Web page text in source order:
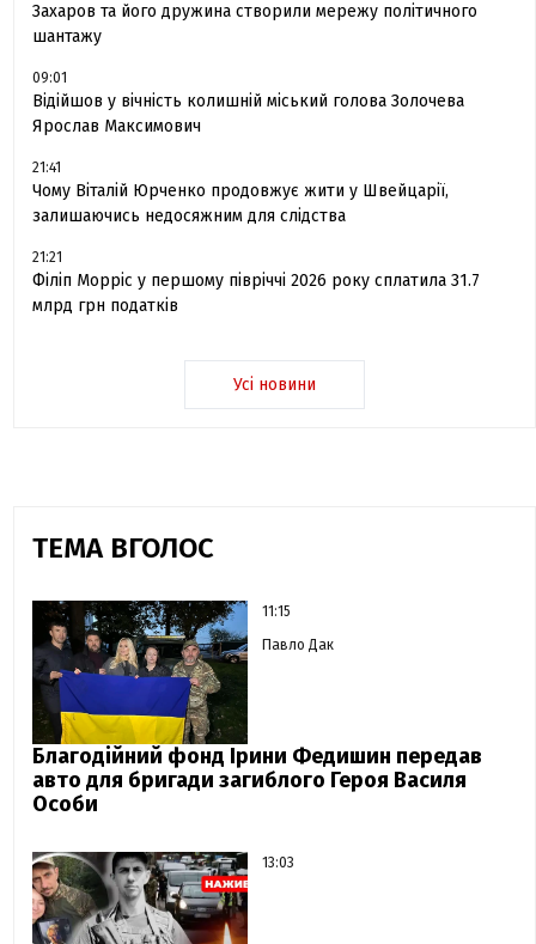
Захаров та його дружина створили мережу політичного
шантажу
09:01
Відійшов у вічність колишній міський голова Золочева
Ярослав Максимович
21:41
Чому Віталій Юрченко продовжує жити у Швейцарії,
залишаючись недосяжним для слідства
21:21
Філіп Морріс у першому півріччі 2026 року сплатила 31.7
млрд грн податків
Усі новини
ТЕМА ВГОЛОС
11:15
Павло Дак
Благодійний фонд Ірини Федишин передав
авто для бригади загиблого Героя Василя
Особи
13:03